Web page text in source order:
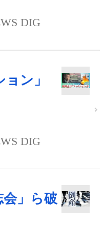
DIG
ン」
DIG
会」ら破